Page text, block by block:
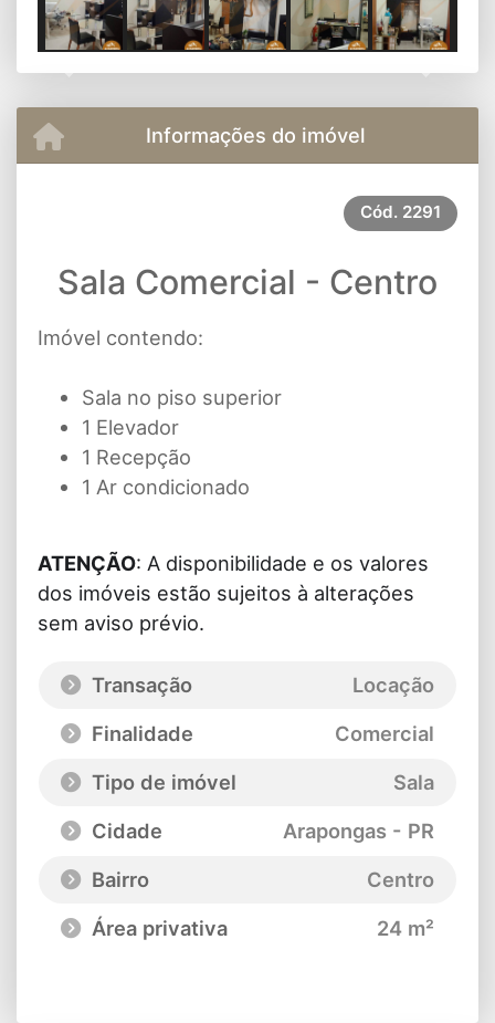
Informações do imóvel
Cód. 2291
Sala Comercial - Centro
Imóvel contendo:
Sala no piso superior
1 Elevador
1 Recepção
1 Ar condicionado
ATENÇÃO: A disponibilidade e os valores
dos imóveis estão sujeitos à alterações
sem aviso prévio.
Transação
Locação
Finalidade
Comercial
Tipo de imóvel
Sala
Cidade
Arapongas - PR
Bairro
Centro
Área privativa
24 m²